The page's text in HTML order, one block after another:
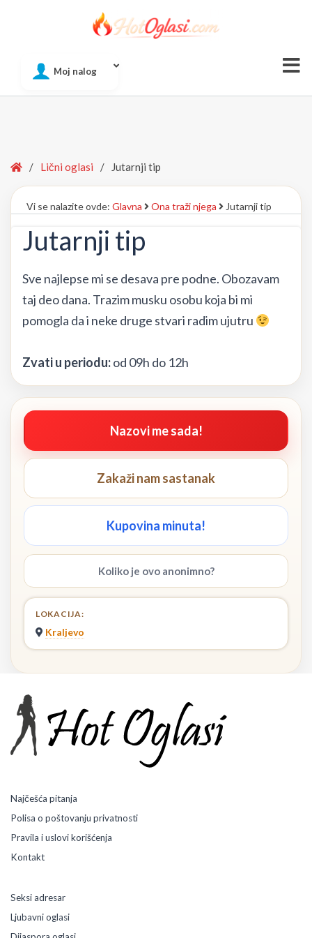
Moj nalog
Home
/ Lični oglasi / Jutarnji tip
Vi se nalazite ovde: Glavna Ona traži njega Jutarnji tip
Jutarnji tip
Sve najlepse mi se desava pre podne. Obozavam
taj deo dana. Trazim musku osobu koja bi mi
pomogla da i neke druge stvari radim ujutru
Zvati u periodu:od 09h do 12h
Nazovi me sada!
Zakaži nam sastanak
Kupovina minuta!
Koliko je ovo anonimno?
LOKACIJA:
Kraljevo
Najčešća pitanja
Polisa o poštovanju privatnosti
Pravila i uslovi korišćenja
Kontakt
Seksi adresar
Ljubavni oglasi